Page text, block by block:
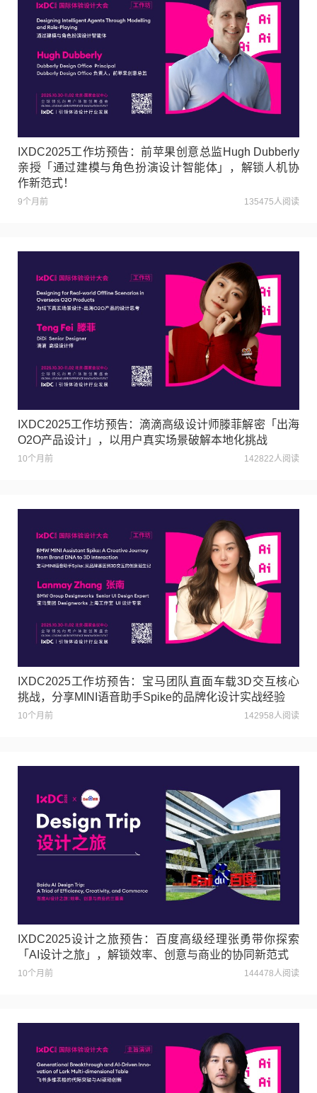
IXDC2025工作坊预告：前苹果创意总监Hugh Dubberly
亲授「通过建模与角色扮演设计智能体」，解锁人机协
作新范式！
9个月前 135475人阅读
IXDC2025工作坊预告：滴滴高级设计师滕菲解密「出海
O2O产品设计」，以用户真实场景破解本地化挑战
10个月前 142822人阅读
IXDC2025工作坊预告：宝马团队直面车载3D交互核心
挑战，分享MINI语音助手Spike的品牌化设计实战经验
10个月前 142958人阅读
IXDC2025设计之旅预告：百度高级经理张勇带你探索
「AI设计之旅」，解锁效率、创意与商业的协同新范式
10个月前 144478人阅读